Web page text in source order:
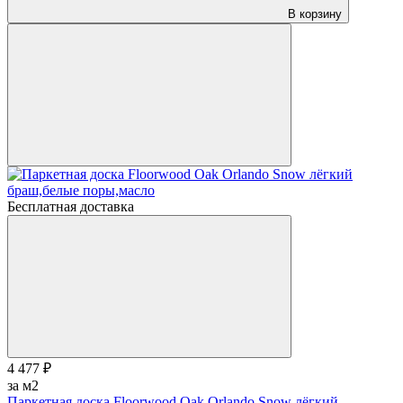
В корзину
Бесплатная доставка
4 477 ₽
за м2